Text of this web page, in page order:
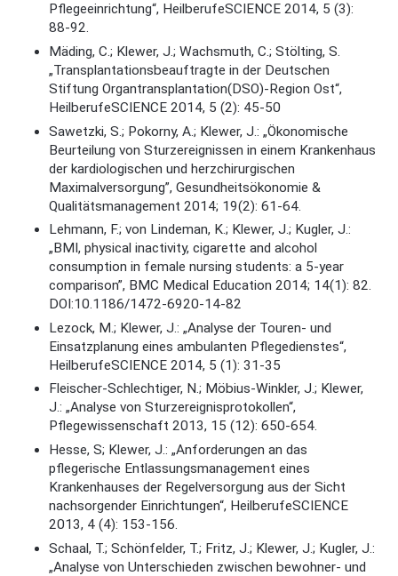
Pflegeeinrichtung“, HeilberufeSCIENCE 2014, 5 (3):
88-92.
Mäding, C.; Klewer, J.; Wachsmuth, C.; Stölting, S.
„Transplantationsbeauftragte in der Deutschen
Stiftung Organtransplantation(DSO)-Region Ost“,
HeilberufeSCIENCE 2014, 5 (2): 45-50
Sawetzki, S.; Pokorny, A.; Klewer, J.: „Ökonomische
Beurteilung von Sturzereignissen in einem Krankenhaus
der kardiologischen und herzchirurgischen
Maximalversorgung”, Gesundheitsökonomie &
Qualitätsmanagement 2014; 19(2): 61-64.
Lehmann, F.; von Lindeman, K.; Klewer, J.; Kugler, J.:
„BMI, physical inactivity, cigarette and alcohol
consumption in female nursing students: a 5-year
comparison”, BMC Medical Education 2014; 14(1): 82.
DOI:10.1186/1472-6920-14-82
Lezock, M.; Klewer, J.: „Analyse der Touren- und
Einsatzplanung eines ambulanten Pflegedienstes“,
HeilberufeSCIENCE 2014, 5 (1): 31-35
Fleischer-Schlechtiger, N.; Möbius-Winkler, J.; Klewer,
J.: „Analyse von Sturzereignisprotokollen“,
Pflegewissenschaft 2013, 15 (12): 650-654.
Hesse, S; Klewer, J.: „Anforderungen an das
pflegerische Entlassungsmanagement eines
Krankenhauses der Regelversorgung aus der Sicht
nachsorgender Einrichtungen“, HeilberufeSCIENCE
2013, 4 (4): 153-156.
Schaal, T.; Schönfelder, T.; Fritz, J.; Klewer, J.; Kugler, J.:
„Analyse von Unterschieden zwischen bewohner- und